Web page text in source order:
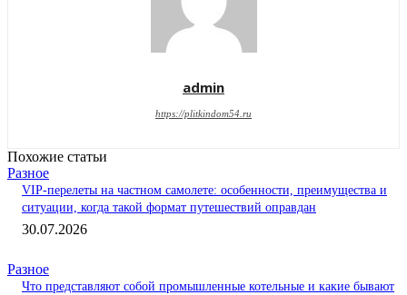
admin
https://plitkindom54.ru
Похожие статьи
Разное
VIP-перелеты на частном самолете: особенности, преимущества и
ситуации, когда такой формат путешествий оправдан
30.07.2026
Разное
Что представляют собой промышленные котельные и какие бывают